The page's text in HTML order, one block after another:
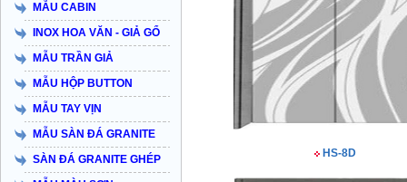
MẪU CABIN
INOX HOA VĂN - GIẢ GỔ
MẪU TRẦN GIẢ
MẪU HỘP BUTTON
MẪU TAY VỊN
MẪU SÀN ĐÁ GRANITE
SÀN ĐÁ GRANITE GHÉP
HS-8D